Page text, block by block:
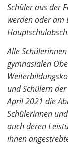
Schüler aus der
werden oder am
Alle
gymnasialen
und Schülern
April 2021 die
Schülerinnen
auch deren
ihnen